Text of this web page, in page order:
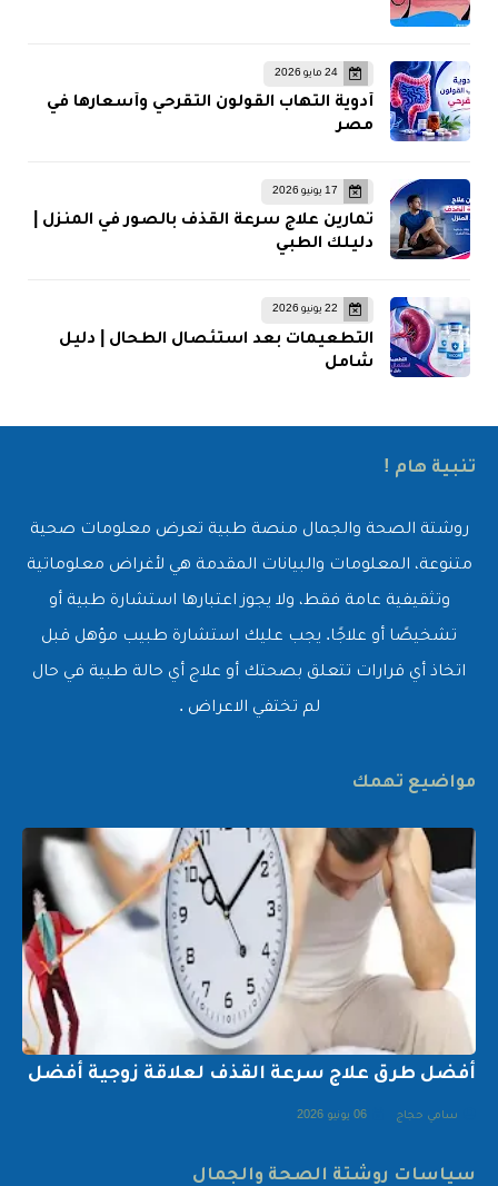
24 مايو 2026
أدوية التهاب القولون التقرحي وأسعارها في
مصر
17 يونيو 2026
تمارين علاج سرعة القذف بالصور في المنزل |
دليلك الطبي
22 يونيو 2026
التطعيمات بعد استئصال الطحال | دليل
شامل
تنبية هام !
روشتة الصحة والجمال منصة طبية تعرض معلومات صحية
متنوعة، المعلومات والبيانات المقدمة هي لأغراض معلوماتية
وتثقيفية عامة فقط، ولا يجوز اعتبارها استشارة طبية أو
تشخيصًا أو علاجًا. يجب عليك استشارة طبيب مؤهل قبل
اتخاذ أي قرارات تتعلق بصحتك أو علاج أي حالة طبية في حال
لم تختفي الاعراض .
مواضيع تهمك
أفضل طرق علاج سرعة القذف لعلاقة زوجية أفضل
سامي حجاج 06 يونيو 2026
سياسات روشتة الصحة والجمال